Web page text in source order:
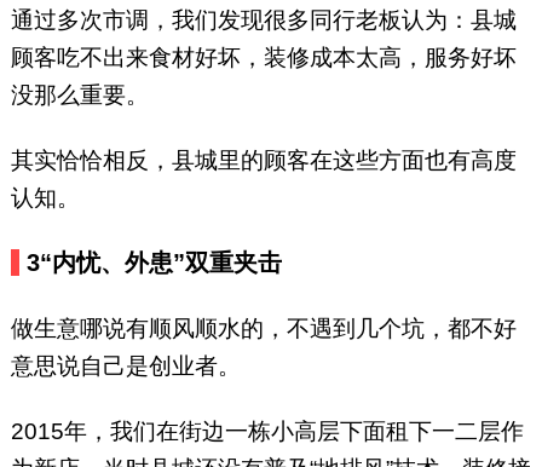
通过多次市调，我们发现很多同行老板认为：县城
顾客吃不出来食材好坏，装修成本太高，服务好坏
没那么重要。
其实恰恰相反，县城里的顾客在这些方面也有高度
认知。
3“内忧、外患”双重夹击
做生意哪说有顺风顺水的，不遇到几个坑，都不好
意思说自己是创业者。
2015年，我们在街边一栋小高层下面租下一二层作